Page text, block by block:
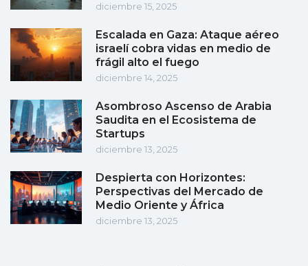
diciembre 15, 2025
Escalada en Gaza: Ataque aéreo
israelí cobra vidas en medio de
frágil alto el fuego
diciembre 14, 2025
Asombroso Ascenso de Arabia
Saudita en el Ecosistema de
Startups
diciembre 13, 2025
Despierta con Horizontes:
Perspectivas del Mercado de
Medio Oriente y África
diciembre 13, 2025